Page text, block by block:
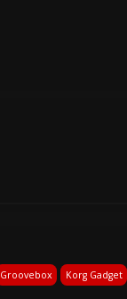
Groovebox Korg Gadget